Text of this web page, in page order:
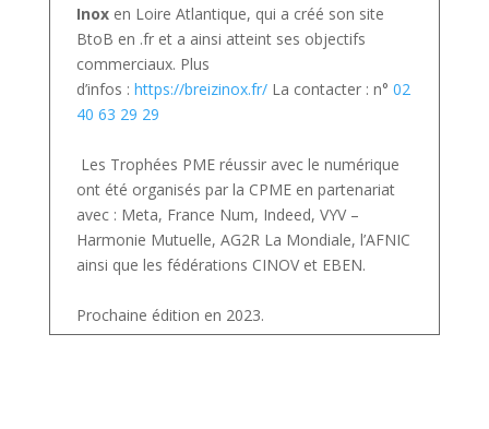
Inoxen Loire Atlantique, qui a créé son site
BtoB en .fr et a ainsi atteint ses objectifs
commerciaux. Plus
d’infos : https://breizinox.fr/La contacter : n° 02
40 63 29 29
Les Trophées PME réussir avec le numérique
ont été organisés par la CPME en partenariat
avec : Meta, France Num, Indeed, VYV –
Harmonie Mutuelle, AG2R La Mondiale, l’AFNIC
ainsi que les fédérations CINOV et EBEN.
Prochaine édition en 2023.